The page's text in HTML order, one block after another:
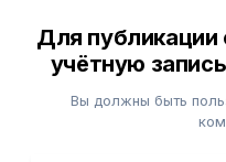
Для публикации
учётную
Вы должны быть